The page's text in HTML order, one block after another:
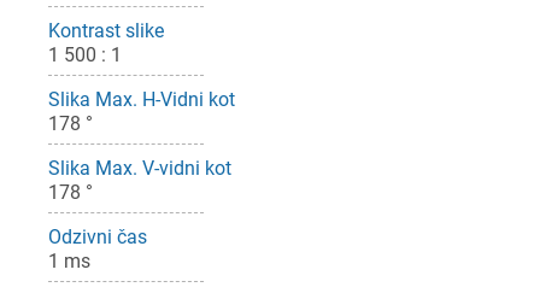
Kontrast slike
1 500 : 1
Slika Max. H-Vidni kot
178 °
Slika Max. V-vidni kot
178 °
Odzivni čas
1 ms